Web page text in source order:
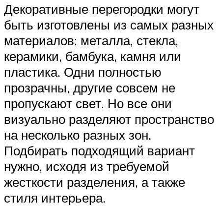
Декоративные перегородки могут
быть изготовлены из самых разных
материалов: металла, стекла,
керамики, бамбука, камня или
пластика. Одни полностью
прозрачны, другие совсем не
пропускают свет. Но все они
визуально разделяют пространство
на несколько разных зон.
Подбирать подходящий вариант
нужно, исходя из требуемой
жесткости разделения, а также
стиля интерьера.